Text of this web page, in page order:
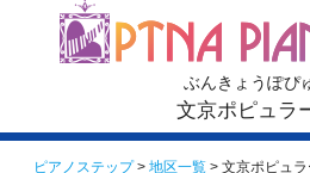
ぶんきょうぽぴ
文京ポピュラ
ピアノステップ> 地区一覧 > 文京ポピュ